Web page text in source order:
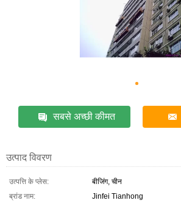
सबसे अच्छी कीमत
उत्पाद विवरण
उत्पत्ति के प्लेस:
बीजिंग, चीन
ब्रांड नाम:
Jinfei Tianhong